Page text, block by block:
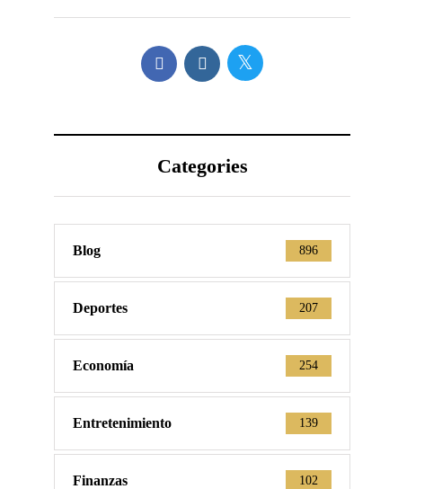
Categories
Blog 896
Deportes 207
Economía 254
Entretenimiento 139
Finanzas 102